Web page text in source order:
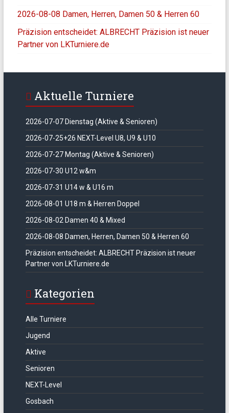
2026-08-08 Damen, Herren, Damen 50 & Herren 60
Präzision entscheidet: ALBRECHT Präzision ist neuer
Partner von LKTurniere.de
Aktuelle Turniere
2026-07-07 Dienstag (Aktive & Senioren)
2026-07-25+26 NEXT-Level U8, U9 & U10
2026-07-27 Montag (Aktive & Senioren)
2026-07-30 U12 w&m
2026-07-31 U14 w & U16 m
2026-08-01 U18 m & Herren Doppel
2026-08-02 Damen 40 & Mixed
2026-08-08 Damen, Herren, Damen 50 & Herren 60
Präzision entscheidet: ALBRECHT Präzision ist neuer
Partner von LKTurniere.de
Kategorien
Alle Turniere
Jugend
Aktive
Senioren
NEXT-Level
Gosbach